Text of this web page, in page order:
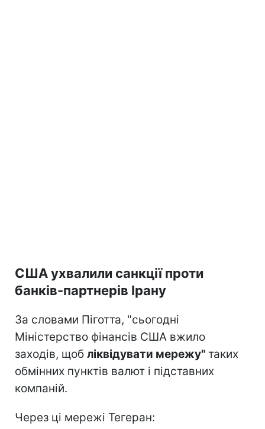
США ухвалили санкції проти
банків-партнерів Ірану
За словами Піготта, "сьогодні
Міністерство фінансів США вжило
заходів, щоб ліквідувати мережу" таких
обмінних пунктів валют і підставних
компаній.
Через ці мережі Тегеран: